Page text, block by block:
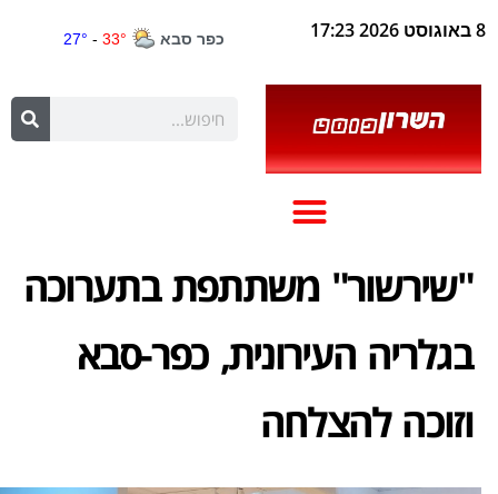
8 באוגוסט 2026 17:23
"שירשור" משתתפת בתערוכה
בגלריה העירונית, כפר-סבא
וזוכה להצלחה